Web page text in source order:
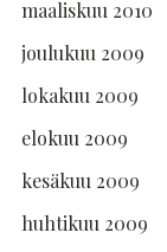
maaliskuu 2010
joulukuu 2009
lokakuu 2009
elokuu 2009
kesäkuu 2009
huhtikuu 2009